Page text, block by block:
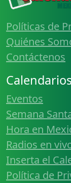
Políticas de
Quiénes
Contáctenos
Eventos
Semana
Hora en
Radios en
Inserta el
Política de